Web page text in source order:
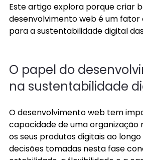
Este artigo explora porque criar
desenvolvimento web é um
para a sustentabilidade digital
O papel do
na sustentabilidade
O desenvolvimento web tem
capacidade de uma organização
os seus produtos digitais ao
decisões tomadas nesta fase